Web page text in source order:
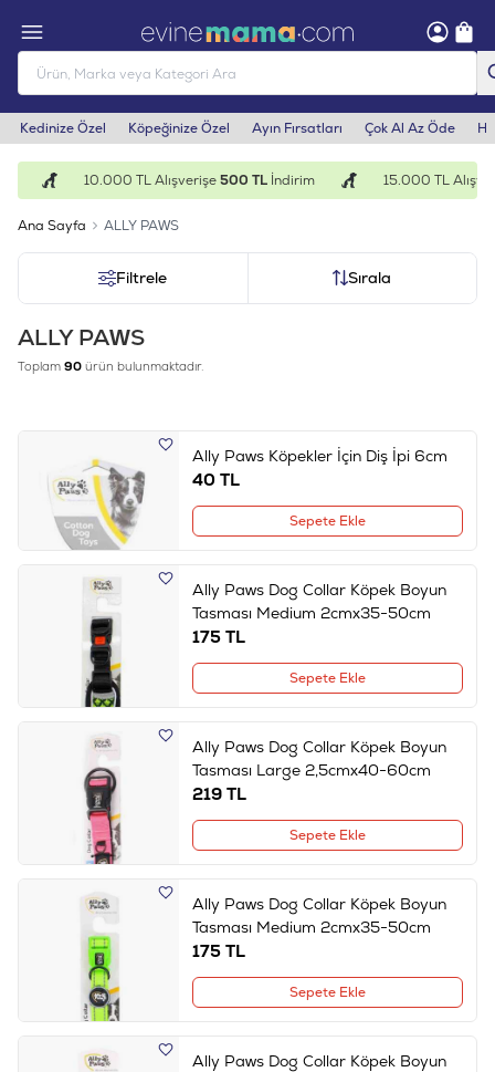
Kedinize Özel Köpeğinize Özel Ayın Fırsatları Çok Al Az Öde
10.000 TL Alışverişe500 TLİndirim 15.000 TL
Ana Sayfa ALLY PAWS
Filtrele Sırala
ALLY PAWS
Toplam 90 ürün bulunmaktadır.
Ally Paws Köpekler İçin Diş İpi 6cm
40 TL
Sepete Ekle
Ally Paws Dog Collar Köpek Boyun
Tasması Medium 2cmx35-50cm
175TL
Sepete Ekle
Ally Paws Dog Collar Köpek Boyun
Tasması Large 2,5cmx40-60cm
219TL
Sepete Ekle
Ally Paws Dog Collar Köpek Boyun
Tasması Medium 2cmx35-50cm
175TL
Sepete Ekle
Ally Paws Dog Collar Köpek Boyun